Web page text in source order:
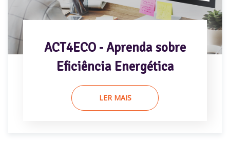
ACT4ECO - Aprenda sobre
Eficiência Energética
LER MAIS